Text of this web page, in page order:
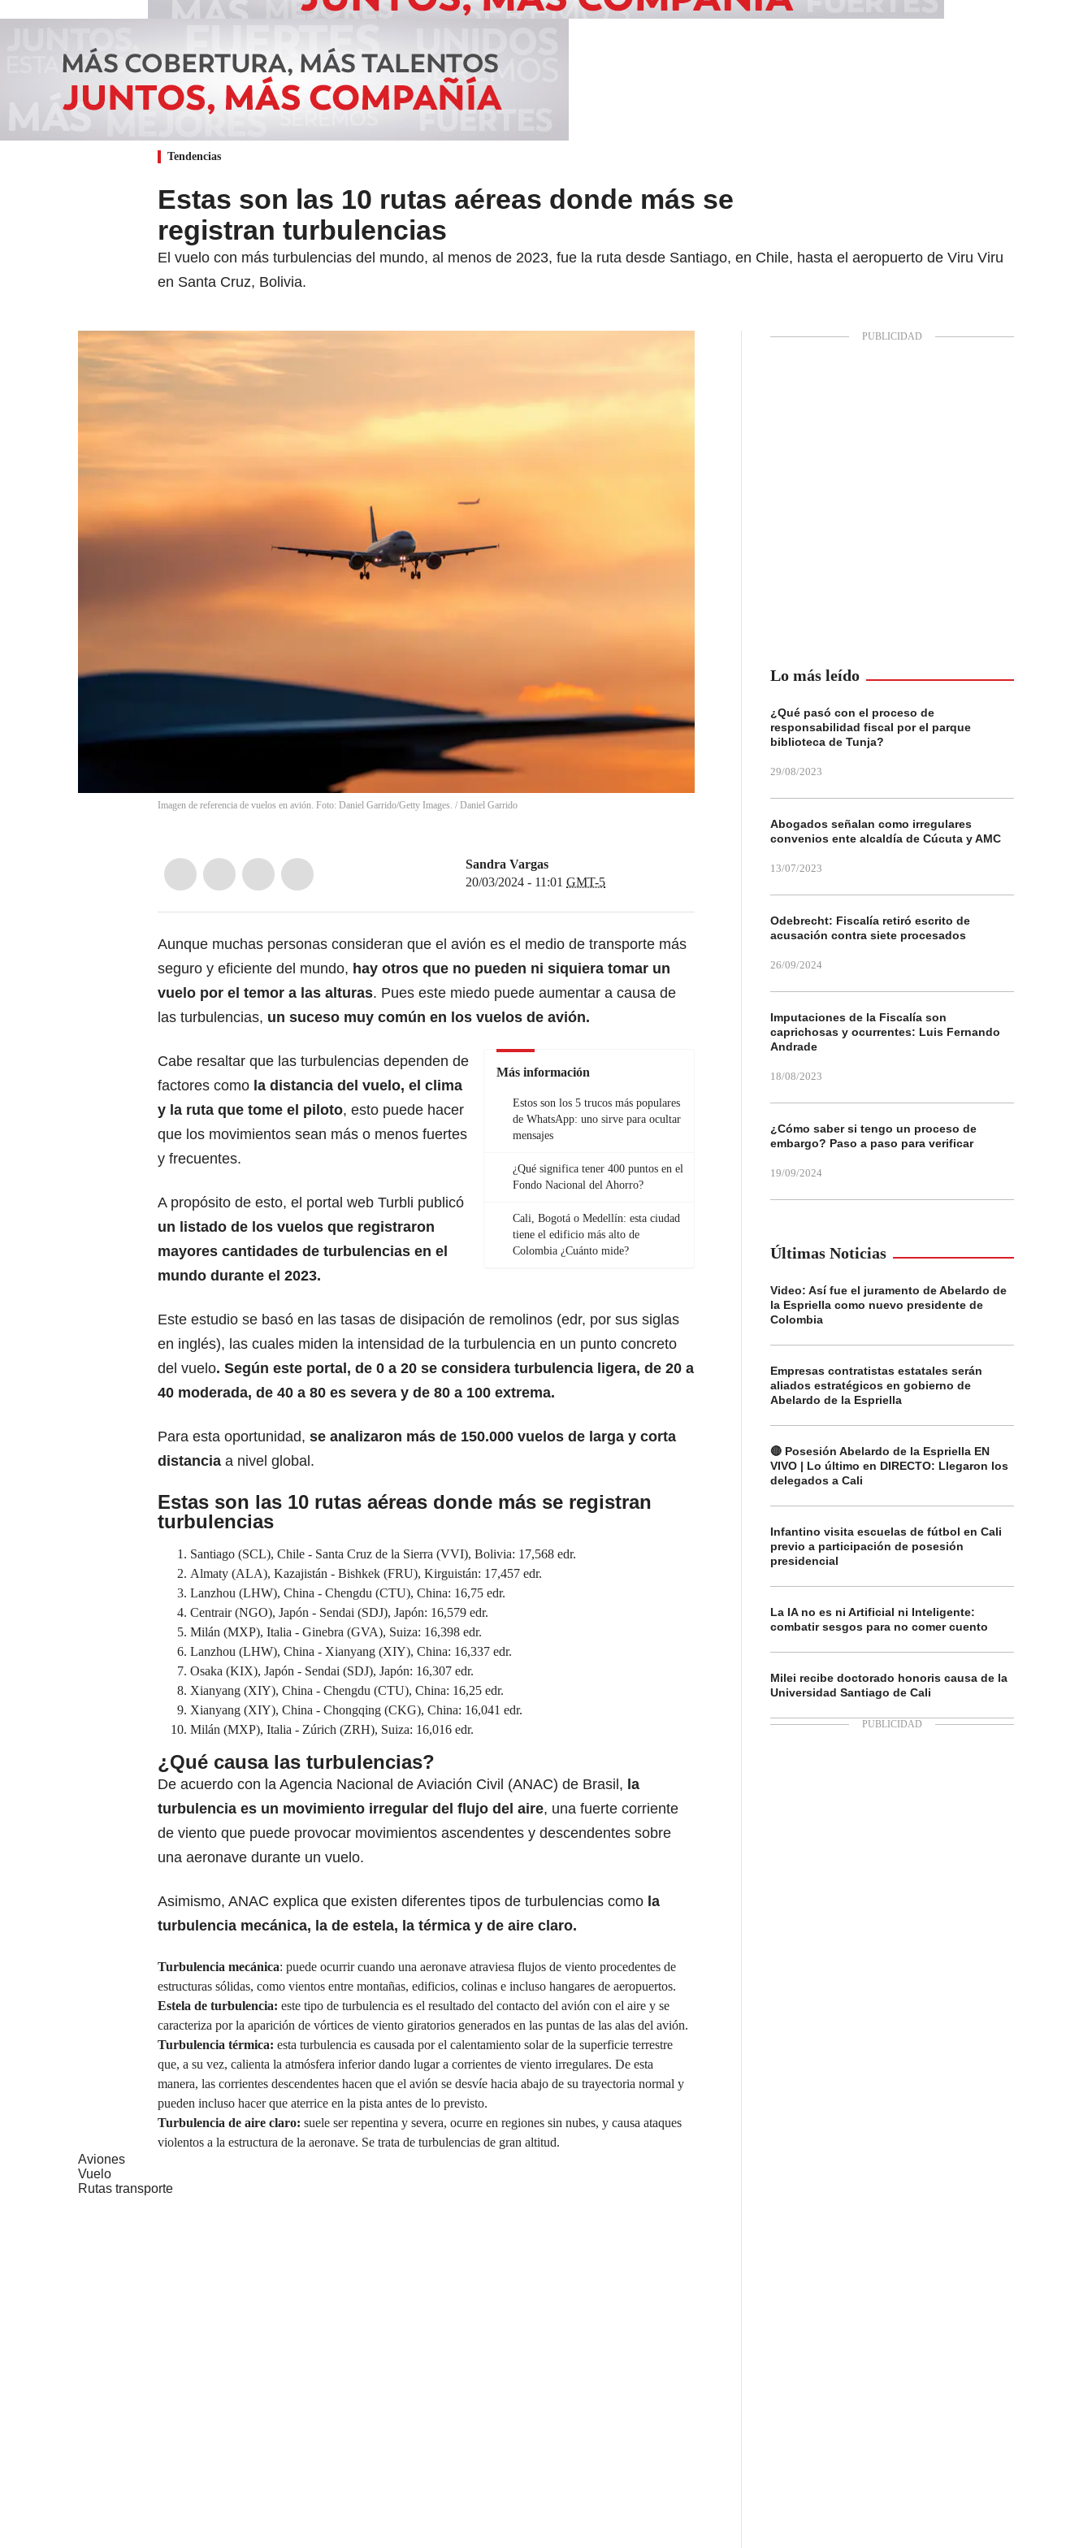
Tendencias
Estas son las 10 rutas aéreas donde más se
registran turbulencias
El vuelo con más turbulencias del mundo, al menos de 2023, fue la ruta desde Santiago, en Chile, hasta el aeropuerto de Viru Viru
en Santa Cruz, Bolivia.
Imagen de referencia de vuelos en avión. Foto: Daniel Garrido/Getty Images. / Daniel Garrido
Sandra Vargas
20/03/2024 - 11:01 GMT-5
Aunque muchas personas consideran que el avión es el medio de transporte más
seguro y eficiente del mundo, hay otros que no pueden ni siquiera tomar un
vuelo por el temor a las alturas. Pues este miedo puede aumentar a causa de
las turbulencias, un suceso muy común en los vuelos de avión.
Más información
Estos son los 5 trucos más populares
de WhatsApp: uno sirve para ocultar
mensajes
¿Qué significa tener 400 puntos en el
Fondo Nacional del Ahorro?
Cali, Bogotá o Medellín: esta ciudad
tiene el edificio más alto de
Colombia ¿Cuánto mide?
Cabe resaltar que las turbulencias dependen de
factores como la distancia del vuelo, el clima
y la ruta que tome el piloto, esto puede hacer
que los movimientos sean más o menos fuertes
y frecuentes.
A propósito de esto, el portal web Turbli publicó
un listado de los vuelos que registraron
mayores cantidades de turbulencias en el
mundo durante el 2023.
Este estudio se basó en las tasas de disipación de remolinos (edr, por sus siglas
en inglés), las cuales miden la intensidad de la turbulencia en un punto concreto
del vuelo. Según este portal, de 0 a 20 se considera turbulencia ligera, de 20 a
40 moderada, de 40 a 80 es severa y de 80 a 100 extrema.
Para esta oportunidad, se analizaron más de 150.000 vuelos de larga y corta
distancia a nivel global.
Estas son las 10 rutas aéreas donde más se registran
turbulencias
Santiago (SCL), Chile - Santa Cruz de la Sierra (VVI), Bolivia: 17,568 edr.
Almaty (ALA), Kazajistán - Bishkek (FRU), Kirguistán: 17,457 edr.
Lanzhou (LHW), China - Chengdu (CTU), China: 16,75 edr.
Centrair (NGO), Japón - Sendai (SDJ), Japón: 16,579 edr.
Milán (MXP), Italia - Ginebra (GVA), Suiza: 16,398 edr.
Lanzhou (LHW), China - Xianyang (XIY), China: 16,337 edr.
Osaka (KIX), Japón - Sendai (SDJ), Japón: 16,307 edr.
Xianyang (XIY), China - Chengdu (CTU), China: 16,25 edr.
Xianyang (XIY), China - Chongqing (CKG), China: 16,041 edr.
Milán (MXP), Italia - Zúrich (ZRH), Suiza: 16,016 edr.
¿Qué causa las turbulencias?
De acuerdo con la Agencia Nacional de Aviación Civil (ANAC) de Brasil, la
turbulencia es un movimiento irregular del flujo del aire, una fuerte corriente
de viento que puede provocar movimientos ascendentes y descendentes sobre
una aeronave durante un vuelo.
Asimismo, ANAC explica que existen diferentes tipos de turbulencias como la
turbulencia mecánica, la de estela, la térmica y de aire claro.
Turbulencia mecánica: puede ocurrir cuando una aeronave atraviesa flujos de viento procedentes de
estructuras sólidas, como vientos entre montañas, edificios, colinas e incluso hangares de aeropuertos.
Estela de turbulencia: este tipo de turbulencia es el resultado del contacto del avión con el aire y se
caracteriza por la aparición de vórtices de viento giratorios generados en las puntas de las alas del avión.
Turbulencia térmica: esta turbulencia es causada por el calentamiento solar de la superficie terrestre
que, a su vez, calienta la atmósfera inferior dando lugar a corrientes de viento irregulares. De esta
manera, las corrientes descendentes hacen que el avión se desvíe hacia abajo de su trayectoria normal y
pueden incluso hacer que aterrice en la pista antes de lo previsto.
Turbulencia de aire claro: suele ser repentina y severa, ocurre en regiones sin nubes, y causa ataques
violentos a la estructura de la aeronave. Se trata de turbulencias de gran altitud.
Aviones
Vuelo
Rutas transporte
Lo más leído
¿Qué pasó con el proceso de
responsabilidad fiscal por el parque
biblioteca de Tunja?
29/08/2023
Abogados señalan como irregulares
convenios ente alcaldía de Cúcuta y AMC
13/07/2023
Odebrecht: Fiscalía retiró escrito de
acusación contra siete procesados
26/09/2024
Imputaciones de la Fiscalía son
caprichosas y ocurrentes: Luis Fernando
Andrade
18/08/2023
¿Cómo saber si tengo un proceso de
embargo? Paso a paso para verificar
19/09/2024
Últimas Noticias
Video: Así fue el juramento de Abelardo de
la Espriella como nuevo presidente de
Colombia
Empresas contratistas estatales serán
aliados estratégicos en gobierno de
Abelardo de la Espriella
🔴 Posesión Abelardo de la Espriella EN
VIVO | Lo último en DIRECTO: Llegaron los
delegados a Cali
Infantino visita escuelas de fútbol en Cali
previo a participación de posesión
presidencial
La IA no es ni Artificial ni Inteligente:
combatir sesgos para no comer cuento
Milei recibe doctorado honoris causa de la
Universidad Santiago de Cali